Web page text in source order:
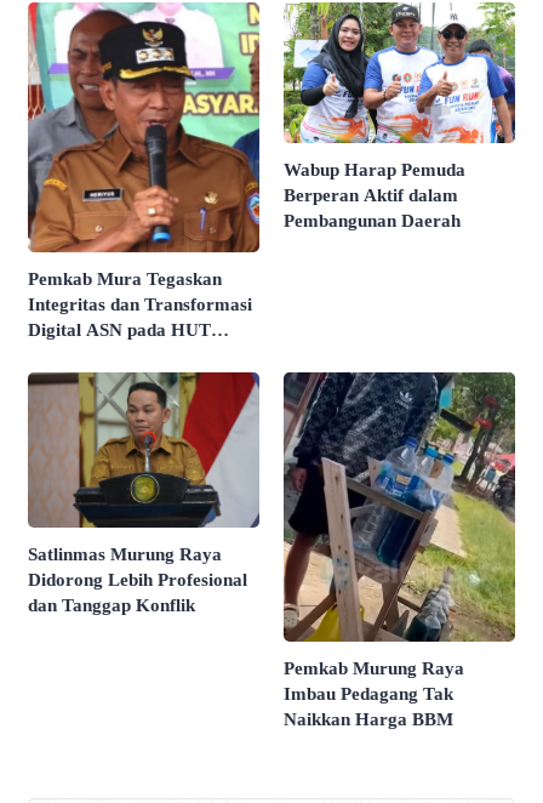
Pemkab Mura Tegaskan
Integritas dan Transformasi
Digital ASN pada HUT
Wabup Harap Pemuda
Berperan Aktif dalam
Pembangunan Daerah
Satlinmas Murung Raya
Didorong Lebih Profesional
dan Tanggap Konflik
Pemkab Murung Raya
Imbau Pedagang Tak
Naikkan Harga BBM